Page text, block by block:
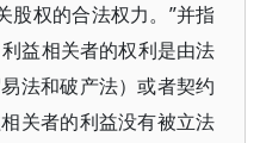
权的合法权力。”并指
益相关者的权利是由法
法和破产法）或者契约
关者的利益没有被立法